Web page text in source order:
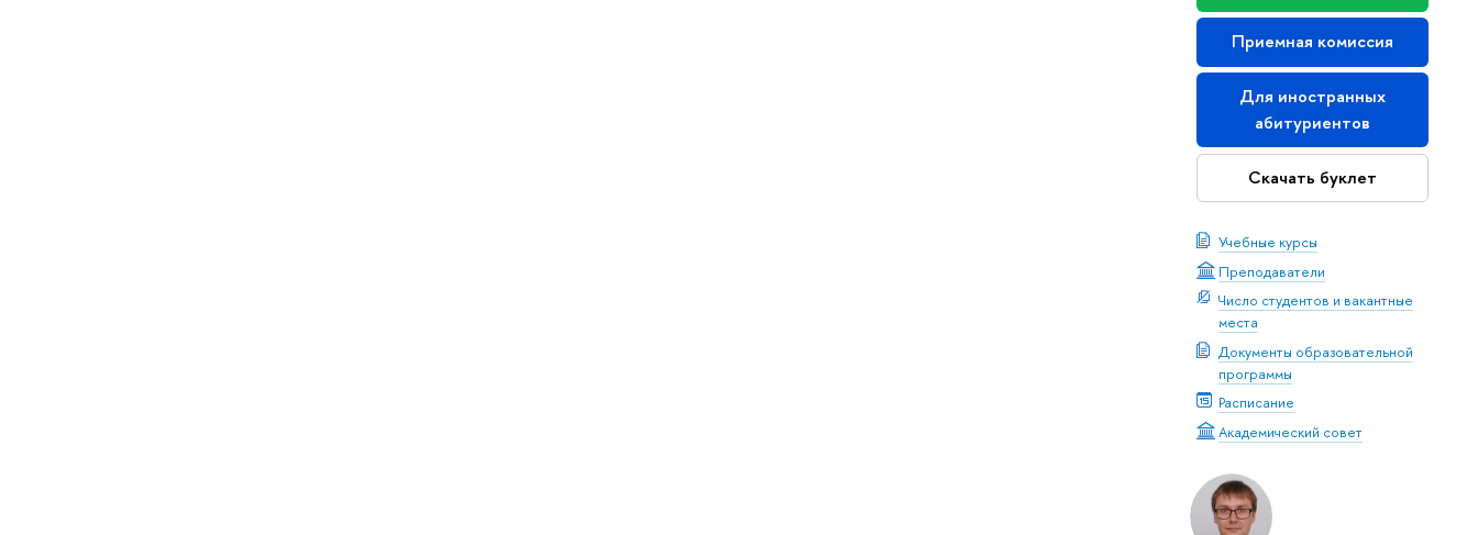
Приемная комиссия
Для иностранных
абитуриентов
Скачать буклет
Учебные курсы
Преподаватели
Число студентов и вакантные
места
Документы образовательной
программы
Расписание
Академический совет